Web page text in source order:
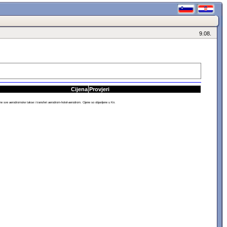
9.08.
Cijena Provjeri
aerodromske takse i transferi aerodrom-hotel-aerodrom. Cijene so objavljene u Kn.